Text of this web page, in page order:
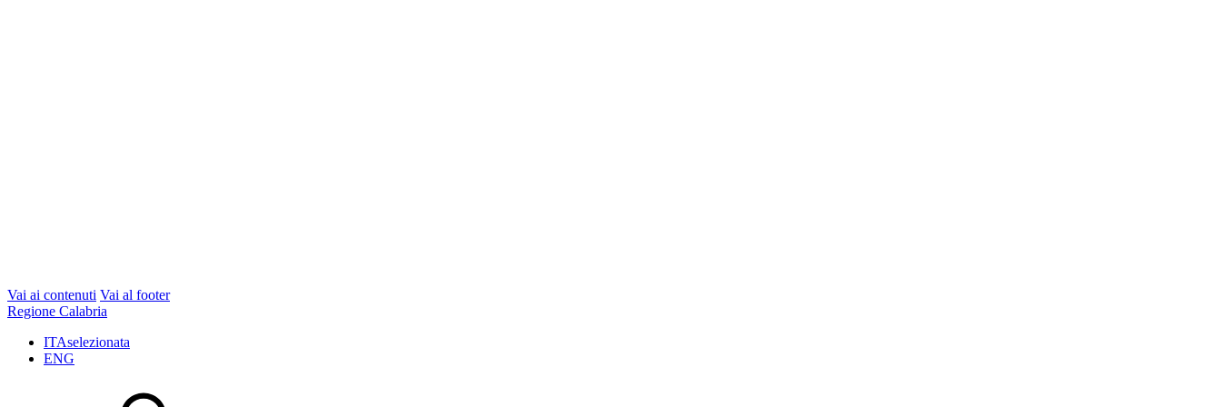
Vai ai contenuti Vai al footer
Regione Calabria
ITAselezionata
ENG